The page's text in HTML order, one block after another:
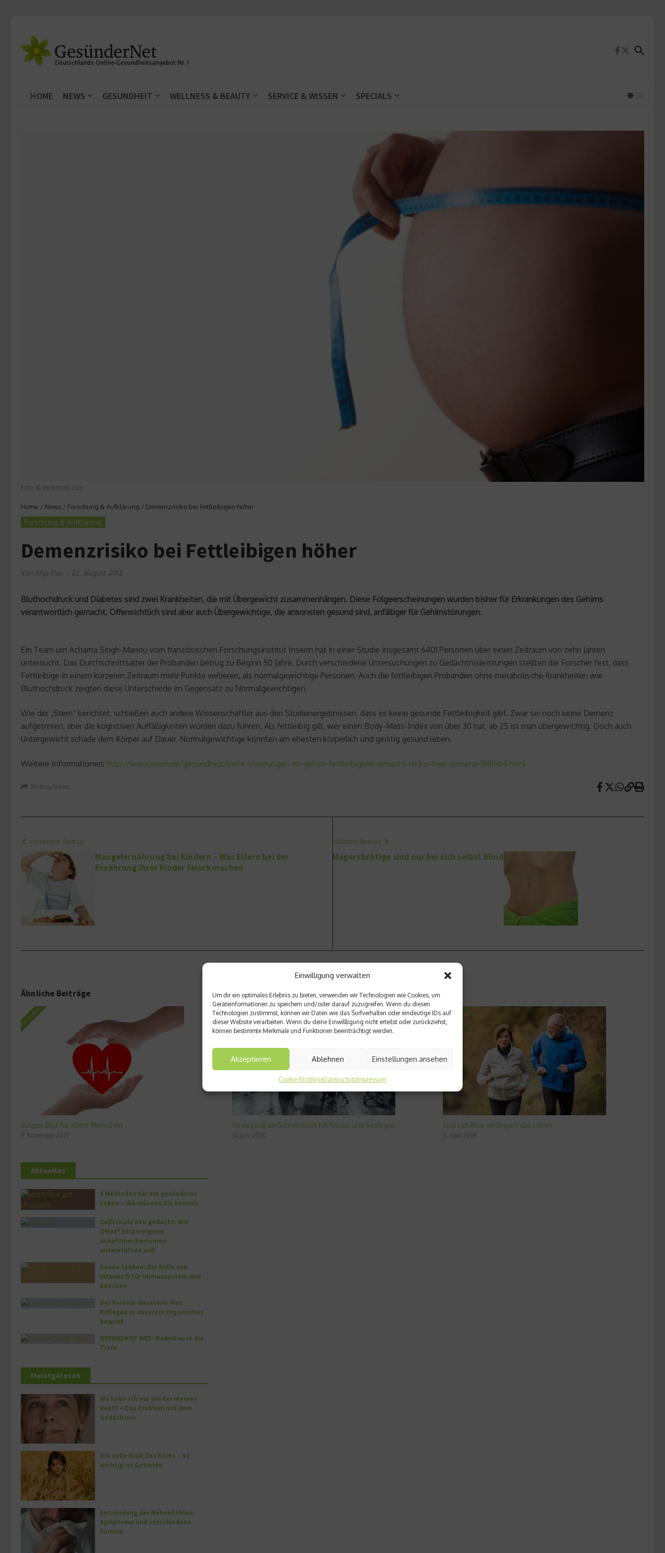
Einwilligung verwalten
Um dir ein optimales Erlebnis zu bieten, verwenden wir Technologien wie Cookies, um
Geräteinformationen zu speichern und/oder darauf zuzugreifen. Wenn du diesen
Technologien zustimmst, können wir Daten wie das Surfverhalten oder eindeutige IDs auf
dieser Website verarbeiten. Wenn du deine Einwillligung nicht erteilst oder zurückziehst,
können bestimmte Merkmale und Funktionen beeinträchtigt werden.
Akzeptieren Ablehnen Einstellungen ansehen
Cookie-RichtlinieDatenschutzImpressum
HOME NEWS GESUNDHEIT WELLNESS & BEAUTY SERVICE & WISSEN SPECIALS
Foto: © thinkstock.com
Home / News / Forschung & Aufklärung / Demenzrisiko bei Fettleibigen höher
Forschung & Aufklärung
Demenzrisiko bei Fettleibigen höher
Von Anja Rau 22. August 2012
Bluthochdruck und Diabetes sind zwei Krankheiten, die mit Übergewicht zusammenhängen. Diese Folgeerscheinungen wurden bisher für Erkrankungen des Gehirns
verantwortlich gemacht. Offensichtlich sind aber auch Übergewichtige, die ansonsten gesund sind, anfälliger für Gehirnstörungen.
Ein Team um Acharna Singh-Manou vom französischen Forschungsinstitut Inserm hat in einer Studie insgesamt 6401 Personen über einen Zeitraum von zehn Jahren
untersucht. Das Durchschnittsalter der Probanden betrug zu Beginn 50 Jahre. Durch verschiedene Untersuchungen zu Gedächtnisleistungen stellten die Forscher fest, dass
Fettleibige in einem kürzeren Zeitraum mehr Punkte verlieren, als normalgewichtige Personen. Auch die fettleibigen Probanden ohne metabolische Krankheiten wie
Bluthochdruck zeigten diese Unterschiede im Gegensatz zu Normalgewichtigen.
Wie der „Stern“ berichtet, schließen auch andere Wissenschaftler aus den Studienergebnissen, dass es keine gesunde Fettleibigkeit gibt. Zwar sei noch keine Demenz
aufgetreten, aber die kognitiven Auffälligkeiten würden dazu führen. Als fettleibig gilt, wer einen Body-Mass-Index von über 30 hat, ab 25 ist man übergewichtig. Doch auch
Untergewicht schade dem Körper auf Dauer, Normalgewichtige könnten am ehesten körperlich und geistig gesund leben.
Weitere Informationen: http://www.stern.de/gesundheit/mehr-stoerungen-im-gehirn-fettleibigkeit-erhoeht-risiko-fuer-demenz-1881664.html
Beitrag teilen
vorheriger Beitrag
Mangelernährung bei Kindern – Was Eltern bei der
Ernährung ihrer Kinder falsch machen
Nächster Beitrag
Magersüchtige sind nur bei sich selbst blind
Ähnliche Beiträge
Junges Blut für ältere Menschen
9. November 2021
Bewegung am Schreibtisch tut Körper und Seele gut
14. Juni 2018
Sport im Alter verlängert das Leben
3. April 2018
Aktuelles
5 Methoden für ein gesünderes
Leben – die müssen Sie kennen
Zellschutz neu gedacht: Wie
OM24® körpereigene
Schutzmechanismen
unterstützen soll
Sonne tanken: Die Rolle von
Vitamin D für Immunsystem und
Knochen
Der Protein-Baustein: Was
Kollagen in unserem Organismus
bewirkt
DERMADROP MED: Nadelfrei in die
Tiefe
Meistgelesen
Wo habe ich nur wieder meinen
Kopf? – Das Problem mit dem
Gedächtnis
Die volle Kraft des Korns – So
wichtig ist Getreide
Entzündung der Nebenhöhlen:
Symptome und verschiedene
Formen